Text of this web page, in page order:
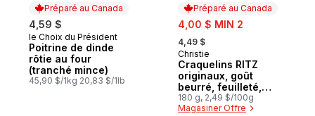
Préparé au Canada
4,59 $
Préparé au Canada
le Choix du Président
Poitrine de dinde
rôtie au four
(tranché mince)
45,90 $/1kg 20,83 $/1lb
Préparé au Canada
sale:
4,00 $ MIN 2
, formerly:
4,49 $
Préparé au Canada
Christie
Craquelins RITZ
originaux, goût
beurré, feuilleté,
craquelin fondant en
bouche
180 g, 2,49 $/100g
Magasiner Offre